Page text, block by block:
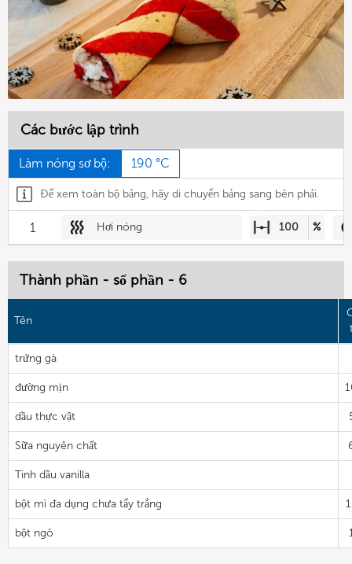
Các bước lập trình
Làm nóng sơ bộ: 190 °C
Để xem toàn bộ bảng, hãy di chuyển bảng sang bên phải.
1 Hơi nóng 100 %
Thành phần - số phần - 6
Tên
trứng gà
đường mịn
dầu thực vật
Sữa nguyên chất
Tinh dầu vanilla
bột mì đa dụng chưa tẩy trắng
bột ngô